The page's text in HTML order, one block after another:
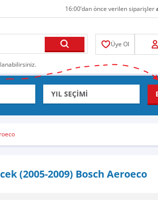
16:00’dan önce verilen siparişler
Üye Ol
(2005-2009) Bosch Aeroeco